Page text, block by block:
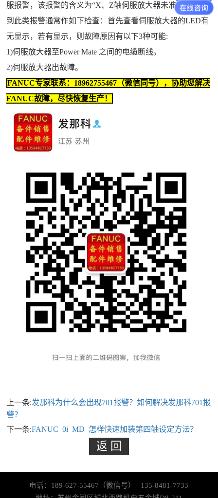
服报警，该报警的含义为“X、Z轴伺服放大器未准备好”。遇
到此类报警通常作如下检查：首先查看伺服放大器的LED有
无显示，若有显示，则故障原因有以下3种可能:
1)伺服放大器至Power Mate 之间的电缆断线。
2)伺服放大器出故障。
FANUC专家联系：18962755467（微信同号），协助您解决
FANUC故障，尽快恢复生产！
上一条:发那科为什么会出现701报警？如何解决发那科701报
警？
下一条:FANUC 0i MD 怎样快速加装第四轴设定方法？
电话：189-627-55467（微信号） | 135-8481-7733